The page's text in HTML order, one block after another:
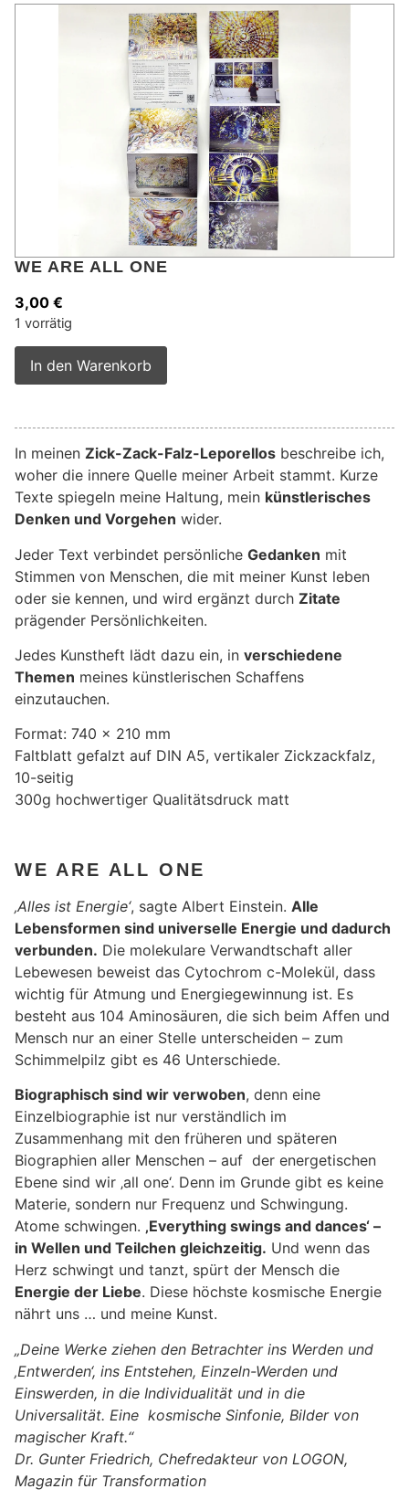
WE ARE ALL ONE
3,00 €
1 vorrätig
In den Warenkorb
In meinen Zick-Zack-Falz-Leporellos beschreibe ich,
woher die innere Quelle meiner Arbeit stammt. Kurze
Texte spiegeln meine Haltung, mein künstlerisches
Denken und Vorgehen wider.
Jeder Text verbindet persönliche Gedanken mit
Stimmen von Menschen, die mit meiner Kunst leben
oder sie kennen, und wird ergänzt durch Zitate
prägender Persönlichkeiten.
Jedes Kunstheft lädt dazu ein, in verschiedene
Themen meines künstlerischen Schaffens
einzutauchen.
Format: 740 x 210 mm
Faltblatt gefalzt auf DIN A5, vertikaler Zickzackfalz,
10-seitig
300g hochwertiger Qualitätsdruck matt
WE ARE ALL ONE
‚Alles ist Energie‘, sagte Albert Einstein. Alle
Lebensformen sind universelle Energie und dadurch
verbunden. Die molekulare Verwandtschaft aller
Lebewesen beweist das Cytochrom c-Molekül, dass
wichtig für Atmung und Energiegewinnung ist. Es
besteht aus 104 Aminosäuren, die sich beim Affen und
Mensch nur an einer Stelle unterscheiden – zum
Schimmelpilz gibt es 46 Unterschiede.
Biographisch sind wir verwoben, denn eine
Einzelbiographie ist nur verständlich im
Zusammenhang mit den früheren und späteren
Biographien aller Menschen – auf der energetischen
Ebene sind wir ‚all one‘. Denn im Grunde gibt es keine
Materie, sondern nur Frequenz und Schwingung.
Atome schwingen. ‚Everything swings and dances‘ –
in Wellen und Teilchen gleichzeitig. Und wenn das
Herz schwingt und tanzt, spürt der Mensch die
Energie der Liebe. Diese höchste kosmische Energie
nährt uns … und meine Kunst.
„Deine Werke ziehen den Betrachter ins Werden und
‚Entwerden‘, ins Entstehen, Einzeln-Werden und
Einswerden, in die Individualität und in die
Universalität. Eine kosmische Sinfonie, Bilder von
magischer Kraft.“
Dr. Gunter Friedrich, Chefredakteur von LOGON,
Magazin für Transformation